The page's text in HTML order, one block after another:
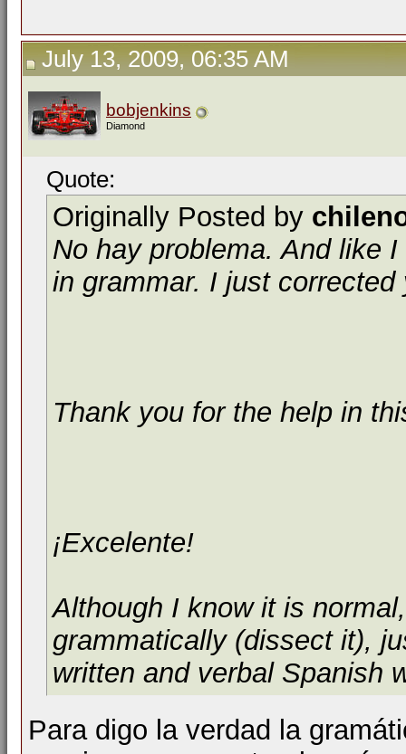
July 13, 2009, 06:35 AM
bobjenkins
Diamond
Quote:
Originally Posted by
No hay problema. And like
in grammar. I just
Thank you for the help in
¡Excelente!
Although I know it is
grammatically (dissect it),
written and verbal Spanish
Para digo la verdad la